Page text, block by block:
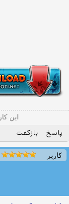
این
پاسخ بازگفت
کاربر